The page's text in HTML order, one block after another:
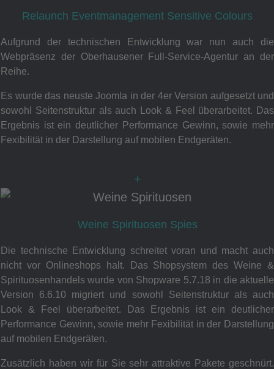
Relaunch Eventmanagement Sensitive Colours
Aufgrund der technischen Entwicklung war nun auch die
Webpräsenz der Oberhausener Full-Service-Agentur an der
Reihe.
Es wurde das neuste Joomla in der 4er Version aufgesetzt und
sowohl Seitenstruktur als auch Look & Feel überarbeitet. Das
Ergebnis ist ein deutlicher Performance Gewinn, sowie mehr
Fexibilität in der Darstellung auf mobilen Endgeräten.
+
Weine Spirituosen Spies
Die technische Entwicklung schreitet voran und macht auch
nicht vor Onlineshops halt. Das Shopsystem des Weine &
Spirituosenhandels wurde von Shopware 5.7.18 in die aktuelle
Version 6.6.10 migriert und sowohl Seitenstruktur als auch
Look & Feel überarbeitet. Das Ergebnis ist ein deutlicher
Performance Gewinn, sowie mehr Fexibilität in der Darstellung
auf mobilen Endgeräten.
Zusätzlich haben wir für Sie sehr attraktive Pakete geschnürt.